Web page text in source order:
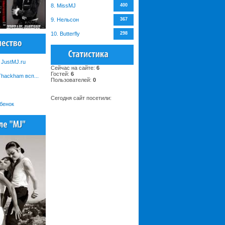
всп...
8. MissMJ 400
9. Нельсон 367
10. Butterfly 298
Сейчас на сайте: 6
Гостей: 6
Пользователей: 0
Сегодня сайт посетили: